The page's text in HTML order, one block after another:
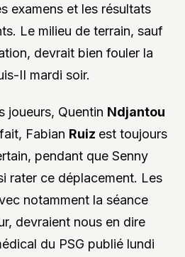
examens et les résultats
Le milieu de terrain, sauf
devrait bien fouler la
II mardi soir.
joueurs, Quentin Ndjantou
Fabian Ruiz est toujours
pendant que Senny
rater ce déplacement. Les
notamment la séance
devraient nous en dire
du PSG publié lundi